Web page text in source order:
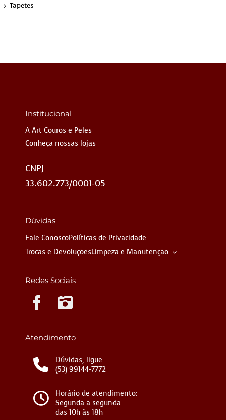
Tapetes
Institucional
A Art Couros e Peles
Conheça nossas lojas
CNPJ
33.602.773/0001-05
Dúvidas
Fale ConoscoPolíticas de Privacidade
Trocas e DevoluçõesLimpeza e Manutenção
Redes Sociais
Atendimento
Dúvidas, ligue
(53) 99144-7772
Horário de atendimento:
Segunda a segunda
das 10h às 18h